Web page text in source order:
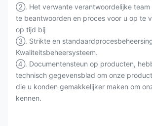
②. Het verwante verantwoordelijke team
te beantwoorden en proces voor u op te
op tijd bij
③. Strikte en
Kwaliteitsbeheersysteem.
④. Documentensteun op producten,
technisch gegevensblad om onze
die u konden gemakkelijker maken om
kennen.